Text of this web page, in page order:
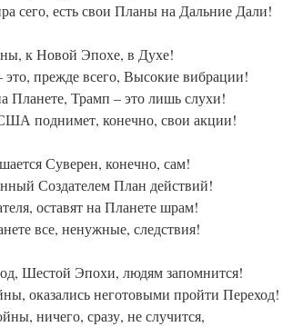
сего, есть свои Планы на Дальние Дали!
к Новой Эпохе, в Духе!
прежде всего, Высокие вибрации!
Планете, Трамп – это лишь слухи!
поднимет, конечно, свои акции!
Суверен, конечно, сам!
Создателем План действий!
оставят на Планете шрам!
все, ненужные, следствия!
Шестой Эпохи, людям запомнится!
оказались неготовыми пройти Переход!
ничего, сразу, не случится,